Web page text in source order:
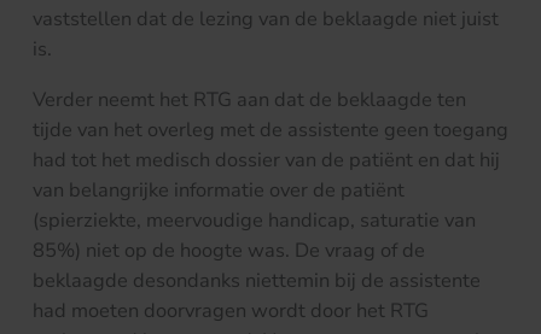
vaststellen dat de lezing van de beklaagde niet juist
is.
Verder neemt het RTG aan dat de beklaagde ten
tijde van het overleg met de assistente geen toegang
had tot het medisch dossier van de patiënt en dat hij
van belangrijke informatie over de patiënt
(spierziekte, meervoudige handicap, saturatie van
85%) niet op de hoogte was. De vraag of de
beklaagde desondanks niettemin bij de assistente
had moeten doorvragen wordt door het RTG